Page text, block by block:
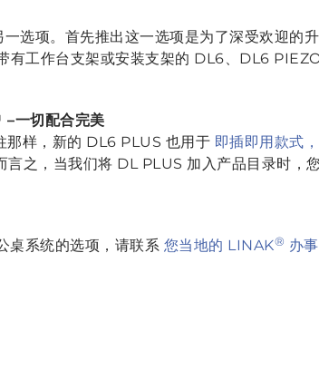
选项。首先推出这一选项是为了深受欢迎的
有工作台支架或安装支架的 DL6、DL6
切配合完美
那样，新的 DL6 PLUS 也用于 即插即用款式，
言之，当我们将 DL PLUS 加入产品目录时，
桌系统的选项，请联系 您当地的 LINAK® 办